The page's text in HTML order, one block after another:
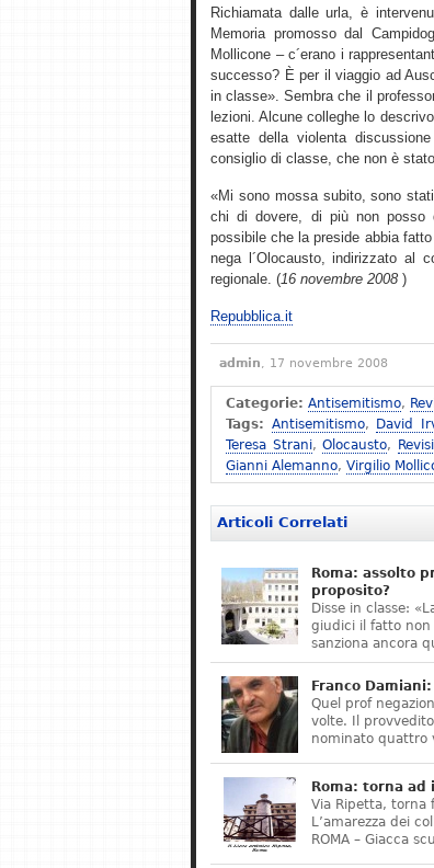
Richiamata dalle urla, è
Memoria promosso dal
Mollicone – c´erano i
successo? È per il viaggio ad
in classe». Sembra che il
lezioni. Alcune colleghe lo
esatte della violenta
consiglio di classe, che non è
«Mi sono mossa subito, sono
chi di dovere, di più non posso
possibile che la preside abbia
nega l´Olocausto, indirizzato al
regionale. (16 novembre 2008 )
Repubblica.it
admin, 17 novembre 2008
Categorie: Antisemitismo,
Tags: Antisemitismo, David
Teresa Strani, Olocausto,
Gianni Alemanno, Virgilio
Articoli Correlati
Roma: assolto
proposito?
Disse in classe:
giudici il fatto non
sanziona ancora
Franco
Quel prof
volte. Il
nominato quattro
Roma: torna
Via Ripetta, torna
L’amarezza dei
ROMA – Giacca